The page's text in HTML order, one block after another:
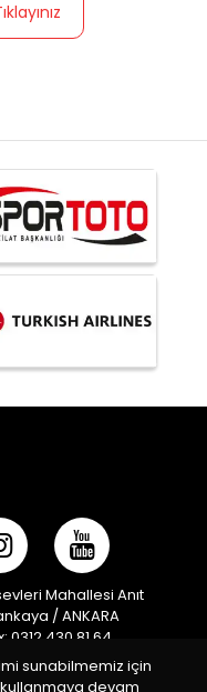
Mahallesi Anıt
/ ANKARA
0312 430 81 64
/ Kep Adresi:
sunabilmemiz için
devam